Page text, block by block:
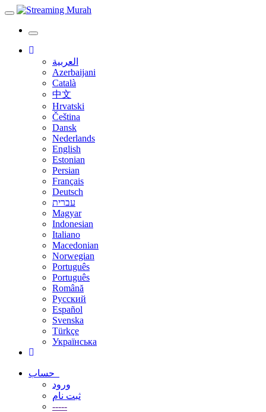
Toggle
Toggle
navigation
العربية
Azerbaijani
Català
中文
Hrvatski
Čeština
Dansk
Nederlands
English
Estonian
Persian
Français
Deutsch
עברית
Magyar
Indonesian
Italiano
Macedonian
Norwegian
Português
Português
Română
Русский
Español
Svenska
Türkçe
Українська
ورود
ثبت نام
-----